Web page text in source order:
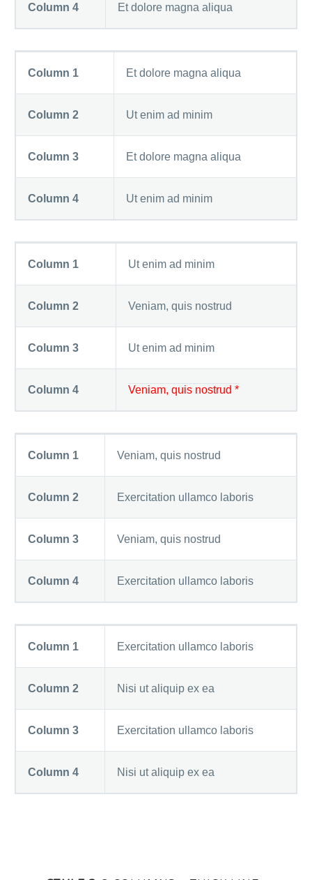
Column 4 Et dolore magna aliqua
Column 1 Et dolore magna aliqua
Column 2 Ut enim ad minim
Column 3 Et dolore magna aliqua
Column 4 Ut enim ad minim
Column 1 Ut enim ad minim
Column 2 Veniam, quis nostrud
Column 3 Ut enim ad minim
Column 4 Veniam, quis nostrud *
Column 1 Veniam, quis nostrud
Column 2 Exercitation ullamco laboris
Column 3 Veniam, quis nostrud
Column 4 Exercitation ullamco laboris
Column 1 Exercitation ullamco laboris
Column 2 Nisi ut aliquip ex ea
Column 3 Exercitation ullamco laboris
Column 4 Nisi ut aliquip ex ea